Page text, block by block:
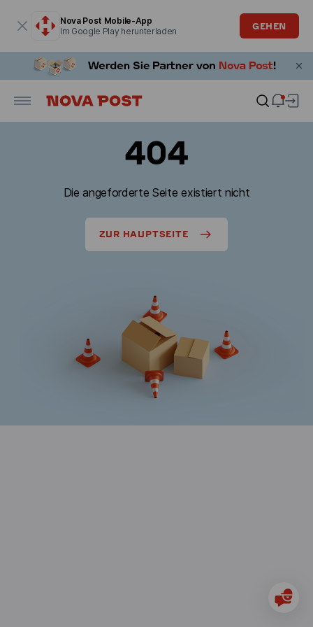
Nova Post Mobile-App
Im Google Play herunterladen
GEHEN
404
Die angeforderte Seite existiert nicht
ZUR HAUPTSEITE